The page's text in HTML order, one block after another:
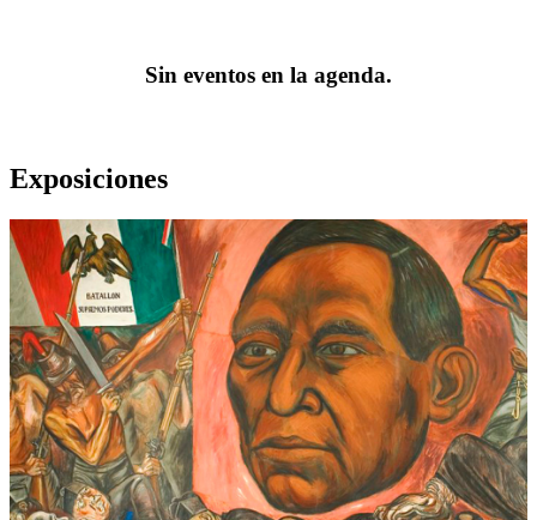
Sin eventos en la agenda.
Exposiciones